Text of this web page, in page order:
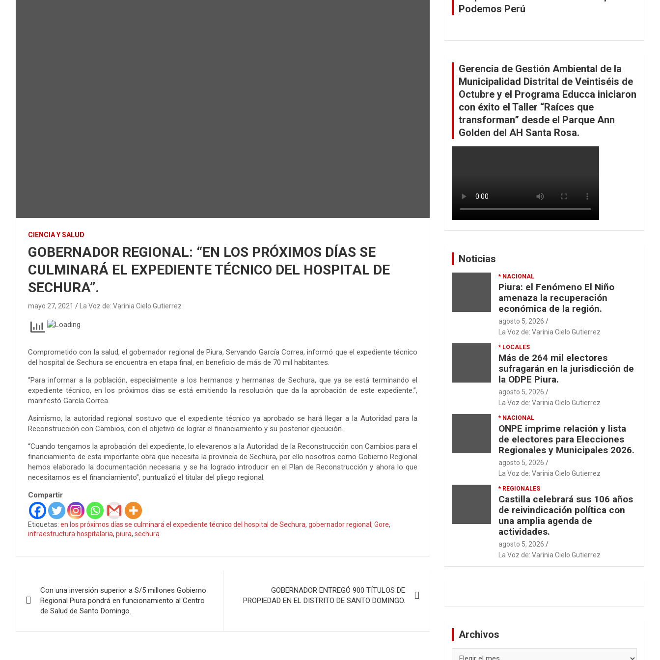
CIENCIA Y SALUD
GOBERNADOR REGIONAL: “EN LOS PRÓXIMOS DÍAS SE
CULMINARÁ EL EXPEDIENTE TÉCNICO DEL HOSPITAL DE
SECHURA”.
mayo 27, 2021 La Voz de: Varinia Cielo Gutierrez
Comprometido con la salud, el gobernador regional de Piura, Servando García Correa, informó que el expediente técnico
del hospital de Sechura se encuentra en etapa final, en beneficio de más de 70 mil habitantes.
“Para informar a la población, especialmente a los hermanos y hermanas de Sechura, que ya se está terminando el
expediente técnico, en los próximos días se está emitiendo la resolución que da la aprobación de este expediente.”,
manifestó García Correa.
Asimismo, la autoridad regional sostuvo que el expediente técnico ya aprobado se hará llegar a la Autoridad para la
Reconstrucción con Cambios, con el objetivo de lograr el financiamiento y su posterior ejecución.
“Cuando tengamos la aprobación del expediente, lo elevarenos a la Autoridad de la Reconstrucción con Cambios para el
financiamiento de esta importante obra que necesita la provincia de Sechura, por ello nosotros como Gobierno Regional
hemos elaborado la documentación necesaria y se ha logrado introducir en el Plan de Reconstrucción y ahora lo que
necesitamos es el financiamiento”, puntualizó el titular del pliego regional.
Compartir
Etiquetas: en los próximos días se culminará el expediente técnico del hospital de Sechura, gobernador regional , Gore,
infraestructura hospitalaria, piura, sechura
de
Con una inversión superior a S/5 millones Gobierno
Regional Piura pondrá en funcionamiento al Centro
de Salud de Santo Domingo.
GOBERNADOR ENTREGÓ 900 TÍTULOS DE
PROPIEDAD EN EL DISTRITO DE SANTO DOMINGO.
Podemos Perú
Gerencia de Gestión Ambiental de la
Municipalidad Distrital de Veintiséis de
Octubre y el Programa Educca iniciaron
con éxito el Taller “Raíces que
transforman” desde el Parque Ann
Golden del AH Santa Rosa.
Noticias
* NACIONAL
Piura: el Fenómeno El Niño
amenaza la recuperación
económica de la región.
agosto 5, 2026
La Voz de: Varinia Cielo Gutierrez
* LOCALES
Más de 264 mil electores
sufragarán en la jurisdicción de
la ODPE Piura.
agosto 5, 2026
La Voz de: Varinia Cielo Gutierrez
* NACIONAL
ONPE imprime relación y lista
de electores para Elecciones
Regionales y Municipales 2026.
agosto 5, 2026
La Voz de: Varinia Cielo Gutierrez
* REGIONALES
Castilla celebrará sus 106 años
de reivindicación política con
una amplia agenda de
actividades.
agosto 5, 2026
La Voz de: Varinia Cielo Gutierrez
Archivos